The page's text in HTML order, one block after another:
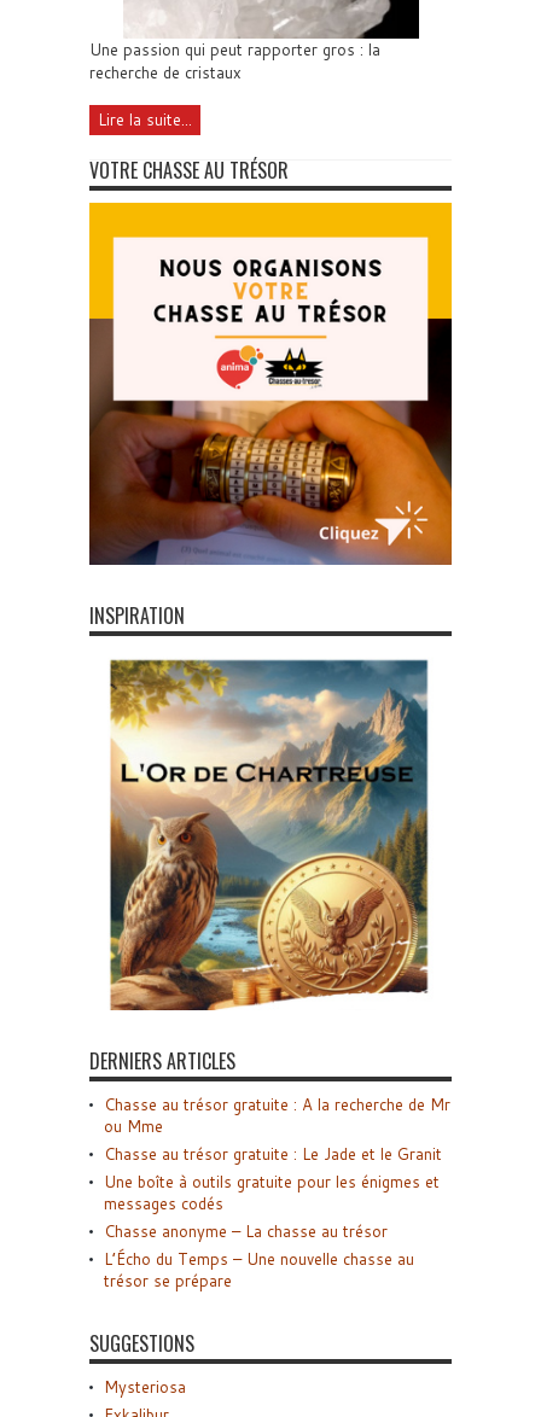
Une passion qui peut rapporter gros : la
recherche de cristaux
Lire la suite...
VOTRE CHASSE AU TRÉSOR
INSPIRATION
DERNIERS ARTICLES
Chasse au trésor gratuite : A la recherche de Mr
ou Mme
Chasse au trésor gratuite : Le Jade et le Granit
Une boîte à outils gratuite pour les énigmes et
messages codés
Chasse anonyme – La chasse au trésor
L’Écho du Temps – Une nouvelle chasse au
trésor se prépare
SUGGESTIONS
Mysteriosa